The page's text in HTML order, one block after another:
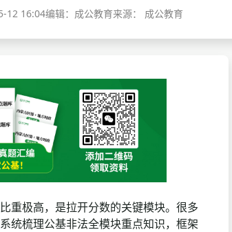
历年真题
历年真题 历年真题
12 16:04编辑：成公教育来源： 成公教育
极高，是拉开分数的关键模块。很多
系统梳理公基非法全模块重点知识，框架